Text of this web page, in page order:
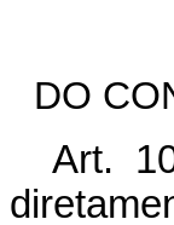
DO
Art.